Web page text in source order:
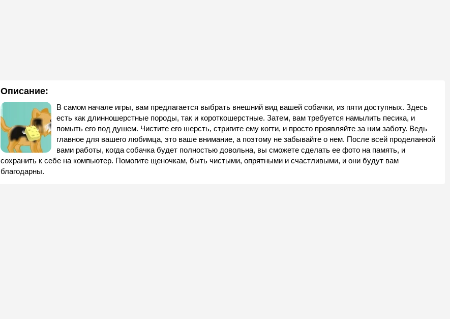
Описание:
В самом начале игры, вам предлагается выбрать внешний вид вашей собачки, из пяти доступных. Здесь
есть как длинношерстные породы, так и короткошерстные. Затем, вам требуется намылить песика, и
помыть его под душем. Чистите его шерсть, стригите ему когти, и просто проявляйте за ним заботу. Ведь
главное для вашего любимца, это ваше внимание, а поэтому не забывайте о нем. После всей проделанной
вами работы, когда собачка будет полностью довольна, вы сможете сделать ее фото на память, и
сохранить к себе на компьютер. Помогите щеночкам, быть чистыми, опрятными и счастливыми, и они будут вам
благодарны.